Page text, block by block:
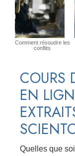
Comment résoudre les
conflits
COURS
EN
Quelles que